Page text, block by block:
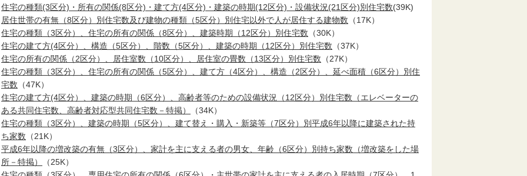
住宅の種類(3区分)・所有の関係(8区分)・建て方(4区分)・建築の時期(12区分)・設備状況(21区分)別住宅数(39K)
居住世帯の有無（8区分）別住宅数及び建物の種類（5区分）別住宅以外で人が居住する建物数 （17K）
住宅の種類（3区分）、住宅の所有の関係（8区分）、建築時期（12区分）別住宅数 （30K）
住宅の建て方(4区分）、構造（5区分）、階数（5区分）、建築の時期（12区分）別住宅数 （37K）
住宅の所有の関係（2区分）、居住室数（10区分）、居住室の畳数（13区分）別住宅数 （27K）
住宅の種類（3区分）、住宅の所有の関係（5区分）、建て方（4区分）、構造（2区分）、延べ面積（6区分）別住
宅数 （47K）
住宅の建て方(4区分）、建築の時期（6区分）、高齢者等のための設備状況（12区分）別住宅数（エレベーターの
ある共同住宅数、高齢者対応型共同住宅数－特掲）
（34K）
住宅の種類（3区分）、建築の時期（5区分）、建て替え・購入・新築等（7区分）別平成6年以降に建築された持
ち家数 （21K）
平成6年以降の増改築の有無（3区分）、家計を主に支える者の男女、年齢（6区分）別持ち家数（増改築をした場
所－特掲）
（25K）